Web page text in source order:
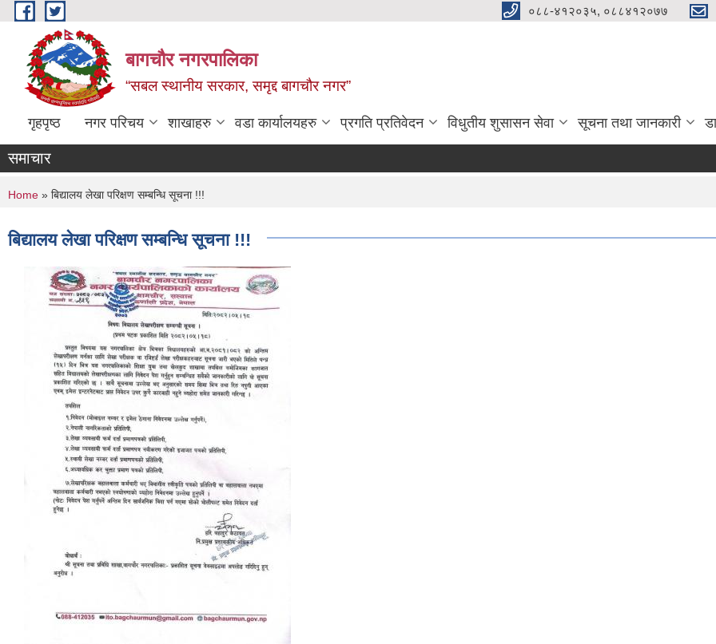
Skip to main content ०८८-४१२०३५, ०८८४१२०७७
बागचौर नगरपालिका
“सबल स्थानीय सरकार, समृद्द बागचौर नगर”
गृहपृष्ठ नगर परिचय शाखाहरु वडा ‍कार्यालयहरु प्रगति प्रतिवेदन विधुतीय शुसासन सेवा सूचना तथा जानकारी
समाचार
You are here
Home » बिद्यालय लेखा परिक्षण सम्बन्धि सूचना !!!
बिद्यालय लेखा परिक्षण सम्बन्धि सूचना !!!